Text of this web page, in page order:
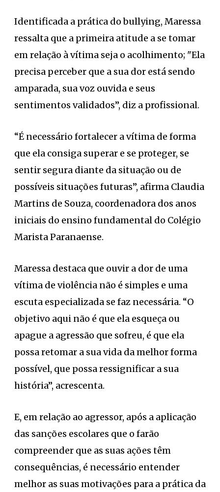
Identificada a prática do bullying, Maressa
ressalta que a primeira atitude a se tomar
em relação à vítima seja o acolhimento; "Ela
precisa perceber que a sua dor está sendo
amparada, sua voz ouvida e seus
sentimentos validados”, diz a profissional.
“É necessário fortalecer a vítima de forma
que ela consiga superar e se proteger, se
sentir segura diante da situação ou de
possíveis situações futuras”, afirma Claudia
Martins de Souza, coordenadora dos anos
iniciais do ensino fundamental do Colégio
Marista Paranaense.
Maressa destaca que ouvir a dor de uma
vítima de violência não é simples e uma
escuta especializada se faz necessária. “O
objetivo aqui não é que ela esqueça ou
apague a agressão que sofreu, é que ela
possa retomar a sua vida da melhor forma
possível, que possa ressignificar a sua
história”, acrescenta.
E, em relação ao agressor, após a aplicação
das sanções escolares que o farão
compreender que as suas ações têm
consequências, é necessário entender
melhor as suas motivações para a prática da